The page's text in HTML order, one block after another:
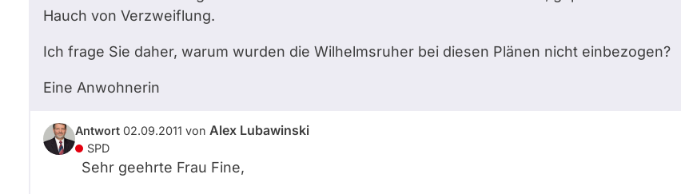
Hauch von Verzweiflung.
Ich frage Sie daher, warum wurden die Wilhelmsruher bei diesen Plänen nicht einbezogen?
Eine Anwohnerin
Antwort 02.09.2011 von Alex Lubawinski
SPD
Sehr geehrte Frau Fine,